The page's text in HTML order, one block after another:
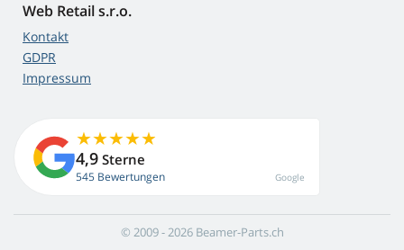
Web Retail s.r.o.
Kontakt
GDPR
Impressum
4,9 Sterne
545 Bewertungen Google
© 2009 - 2026 Beamer-Parts.ch